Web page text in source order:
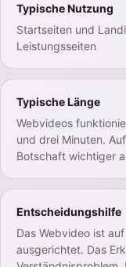
Typische Nutzung
Startseiten und
Leistungsseiten
Typische Länge
Webvideos
und drei Minuten.
Botschaft wichtiger
Entscheidungshilfe
Das Webvideo ist
ausgerichtet. Das